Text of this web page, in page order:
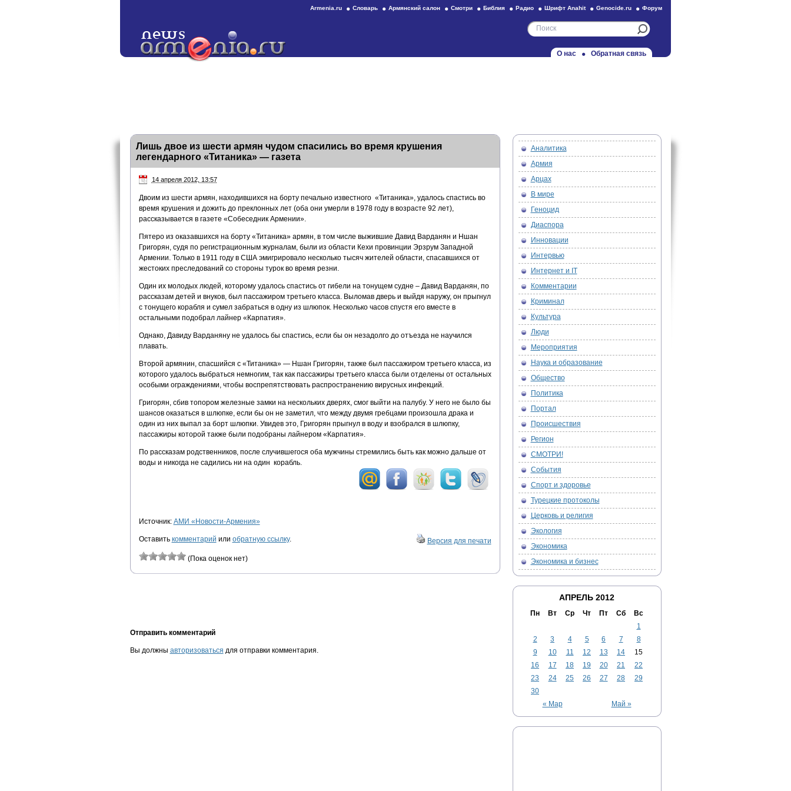
Armenia.ru Словарь Армянский салон Смотри Библия Радио Шрифт Anahit Genocide.ru Форум
О нас Обратная связь
Лишь двое из шести армян чудом спасились во время крушения
легендарного «Титаника» — газета
14 апреля 2012, 13:57
Двоим из шести армян, находившихся на борту печально известного «Титаника», удалось спастись во
время крушения и дожить до преклонных лет (оба они умерли в 1978 году в возрасте 92 лет),
рассказывается в газете «Собеседник Армении».
Пятеро из оказавшихся на борту «Титаника» армян, в том числе выжившие Давид Варданян и Ншан
Григорян, судя по регистрационным журналам, были из области Кехи провинции Эрзрум Западной
Армении. Только в 1911 году в США эмигрировало несколько тысяч жителей области, спасавшихся от
жестоких преследований со стороны турок во время резни.
Один их молодых людей, которому удалось спастись от гибели на тонущем судне – Давид Варданян, по
рассказам детей и внуков, был пассажиром третьего класса. Выломав дверь и выйдя наружу, он прыгнул
с тонущего корабля и сумел забраться в одну из шлюпок. Несколько часов спустя его вместе в
остальными подобрал лайнер «Карпатия».
Однако, Давиду Варданяну не удалось бы спастись, если бы он незадолго до отъезда не научился
плавать.
Второй армянин, спасшийся с «Титаника» — Ншан Григорян, также был пассажиром третьего класса, из
которого удалось выбраться немногим, так как пассажиры третьего класса были отделены от остальных
особыми ограждениями, чтобы воспрепятствовать распространению вирусных инфекций.
Григорян, сбив топором железные замки на нескольких дверях, смог выйти на палубу. У него не было бы
шансов оказаться в шлюпке, если бы он не заметил, что между двумя гребцами произошла драка и
один из них выпал за борт шлюпки. Увидев это, Григорян прыгнул в воду и взобрался в шлюпку,
пассажиры которой также были подобраны лайнером «Карпатия».
По рассказам родственников, после случившегося оба мужчины стремились быть как можно дальше от
воды и никогда не садились ни на один корабль.
Источник: АМИ «Новости-Армения»
Оставить комментарий или обратную ссылку. Версия для печати
(Пока оценок нет)
Отправить комментарий
Вы должны авторизоваться для отправки комментария.
Аналитика
Армия
Арцах
В мире
Геноцид
Диаспора
Инновации
Интервью
Интернет и IT
Комментарии
Криминал
Культура
Люди
Мероприятия
Наука и образование
Общество
Политика
Портал
Происшествия
Регион
СМОТРИ!
События
Спорт и здоровье
Турецкие протоколы
Церковь и религия
Экология
Экономика
Экономика и бизнес
АПРЕЛЬ 2012
Пн Вт Ср Чт Пт Сб Вс
« Мар Май »
1
2
3 4 5 6 7
8
9
10 11 12 13 14
15
16
17 18 19 20 21
22
23
24 25 26 27 28
29
30